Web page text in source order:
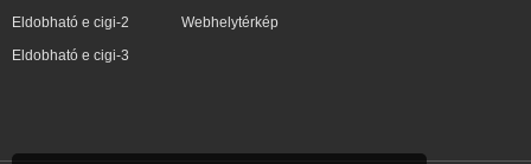
Eldobható e cigi-2
Eldobható e cigi-3
Webhelytérkép